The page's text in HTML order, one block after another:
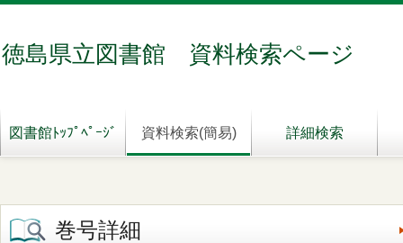
徳島県立図書館 資料検索ページ
図書館ﾄｯﾌﾟﾍﾟｰｼﾞ 資料検索(簡易) 詳細検索
巻号詳細